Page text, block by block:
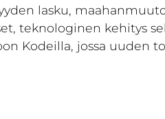
lasku,
teknologinen kehitys
Kodeilla, jossa uuden